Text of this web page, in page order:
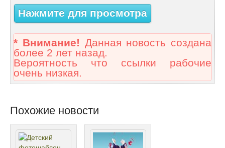
Нажмите для просмотра
* Внимание! Данная новость создана
более 2 лет назад.
Вероятность что ссылки рабочие
очень низкая.
Похожие новости